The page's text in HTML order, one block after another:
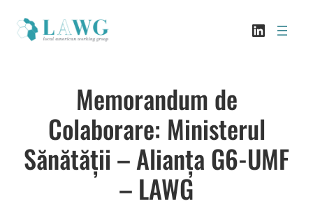
conținut
Memorandum de
Colaborare: Ministerul
Sănătății – Alianța G6-UMF
– LAWG